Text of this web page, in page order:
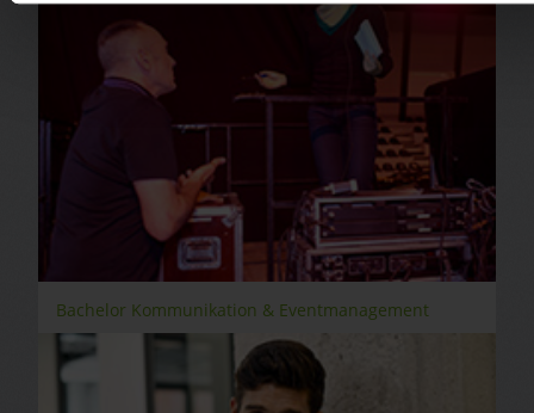
Bachelor Kommunikation & Eventmanagement